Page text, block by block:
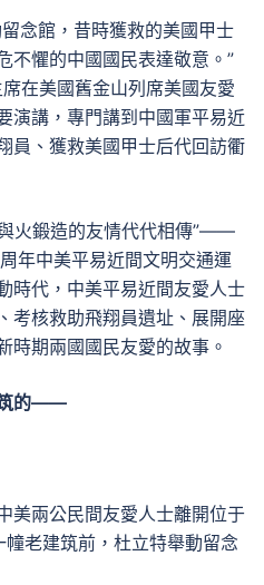
念館，昔時獲救的美國甲士
不懼的中國國民表達敬意。”
在美國舊金山列席美國友愛
演講，專門講到中國軍平易近
員、獲救美國甲士后代回訪衢
火鍛造的友情代代相傳”——
年中美平易近間文明交通運
時代，中美平易近間友愛人士
考核救助飛翔員遺址、展開座
時期兩國國民友愛的故事。
筑的——
美兩公民間友愛人士離開位于
老建筑前，杜立特舉動留念